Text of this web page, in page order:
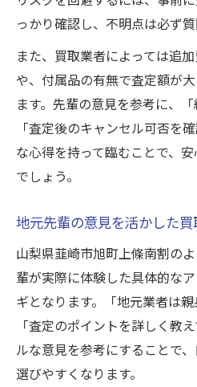
っかり確認し、不明点は必ず
また、買取業者によっては追
や、付属品の有無で査定額が
ます。先輩の意見を参考に、
「査定後のキャンセル可否を
な心得を持って臨むことで、
でしょう。
地元先輩の意見を活かした
山梨県韮崎市旭町上條南割の
輩が実際に体験した具体的な
ギとなります。「地元業者は親
「査定のポイントを詳しく教
ルな意見を参考にすることで
選びやすくなります。